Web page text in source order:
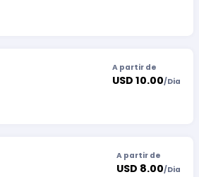
A partir de
USD 10.00/Dia
A partir de
USD 8.00/Dia